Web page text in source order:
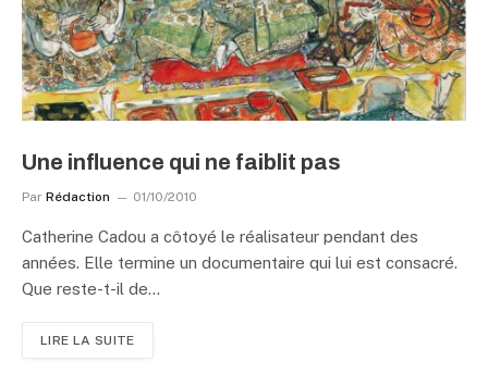
Une influence qui ne faiblit pas
Par Rédaction 01/10/2010
Catherine Cadou a côtoyé le réalisateur pendant des
années. Elle termine un documentaire qui lui est consacré.
Que reste-t-il de…
LIRE LA SUITE